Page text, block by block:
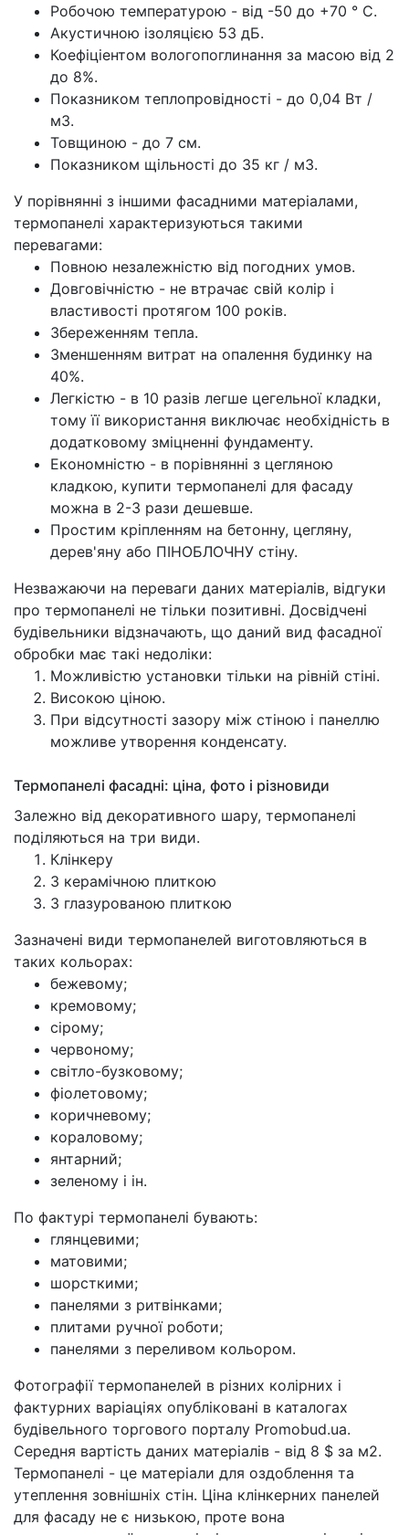
Робочою температурою - від -50 до +70 ° С.
Акустичною ізоляцією 53 дБ.
Коефіціентом вологопоглинання за масою від 2
до 8%.
Показником теплопровідності - до 0,04 Вт /
м3.
Товщиною - до 7 см.
Показником щільності до 35 кг / м3.
У порівнянні з іншими фасадними матеріалами,
термопанелі характеризуються такими
перевагами:
Повною незалежністю від погодних умов.
Довговічністю - не втрачає свій колір і
властивості протягом 100 років.
Збереженням тепла.
Зменшенням витрат на опалення будинку на
40%.
Легкістю - в 10 разів легше цегельної кладки,
тому її використання виключає необхідність в
додатковому зміцненні фундаменту.
Економністю - в порівнянні з цегляною
кладкою, купити термопанелі для фасаду
можна в 2-3 рази дешевше.
Простим кріпленням на бетонну, цегляну,
дерев'яну або ПІНОБЛОЧНУ стіну.
Незважаючи на переваги даних матеріалів, відгуки
про термопанелі не тільки позитивні. Досвідчені
будівельники відзначають, що даний вид фасадної
обробки має такі недоліки:
Можливістю установки тільки на рівній стіні.
Високою ціною.
При відсутності зазору між стіною і панеллю
можливе утворення конденсату.
Термопанелі фасадні: ціна, фото і різновиди
Залежно від декоративного шару, термопанелі
поділяються на три види.
Клінкеру
З керамічною плиткою
З глазурованою плиткою
Зазначені види термопанелей виготовляються в
таких кольорах:
бежевому;
кремовому;
сірому;
червоному;
світло-бузковому;
фіолетовому;
коричневому;
кораловому;
янтарний;
зеленому і ін.
По фактурі термопанелі бувають:
глянцевими;
матовими;
шорсткими;
панелями з ритвінками;
плитами ручної роботи;
панелями з переливом кольором.
Фотографії термопанелей в різних колірних і
фактурних варіаціях опубліковані в каталогах
будівельного торгового порталу Promobud.ua.
Середня вартість даних матеріалів - від 8 $ за м2.
Термопанелі - це матеріали для оздоблення та
утеплення зовнішніх стін. Ціна клінкерних панелей
для фасаду не є низькою, проте вона